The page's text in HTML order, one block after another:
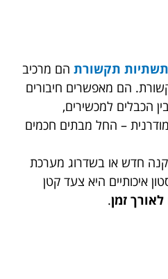
תקשורת הם מרכיב
הם מאפשרים חיבורים
הכבלים למכשירים,
– החל מבתים חכמים
חדש או בשדרוג מערכת
איכותיים היא צעד קטן
לאורך זמן.